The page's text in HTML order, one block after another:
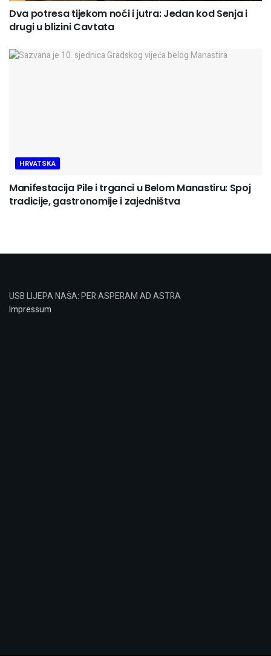
Dva potresa tijekom noći i jutra: Jedan kod Senja i
drugi u blizini Cavtata
HRVATSKA
Manifestacija Pile i trganci u Belom Manastiru: Spoj
tradicije, gastronomije i zajedništva
USB LIJEPA NAŠA: PER ASPERAM AD ASTRA
Impressum